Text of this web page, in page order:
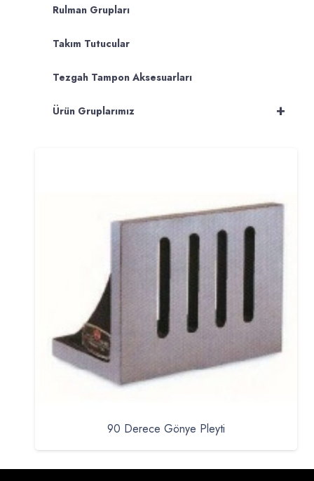
Rulman Grupları
Takım Tutucular
Tezgah Tampon Aksesuarları
+
Ürün Gruplarımız
90 Derece Gönye Pleyti